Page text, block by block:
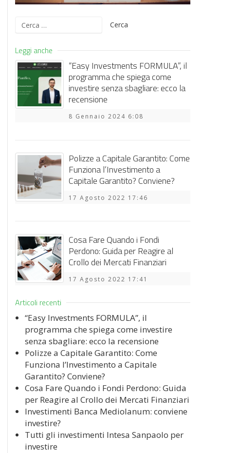
Ricerca
Leggi anche
“Easy Investments FORMULA”, il
programma che spiega come
investire senza sbagliare: ecco la
recensione
8 Gennaio 2024 6:08
Polizze a Capitale Garantito: Come
Funziona l’Investimento a
Capitale Garantito? Conviene?
17 Agosto 2022 17:46
Cosa Fare Quando i Fondi
Perdono: Guida per Reagire al
Crollo dei Mercati Finanziari
17 Agosto 2022 17:41
Articoli recenti
“Easy Investments FORMULA”, il
programma che spiega come investire
senza sbagliare: ecco la recensione
Polizze a Capitale Garantito: Come
Funziona l’Investimento a Capitale
Garantito? Conviene?
Cosa Fare Quando i Fondi Perdono: Guida
per Reagire al Crollo dei Mercati Finanziari
Investimenti Banca Mediolanum: conviene
investire?
Tutti gli investimenti Intesa Sanpaolo per
investire